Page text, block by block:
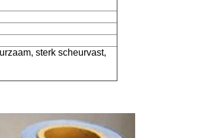
sterk scheurvast,